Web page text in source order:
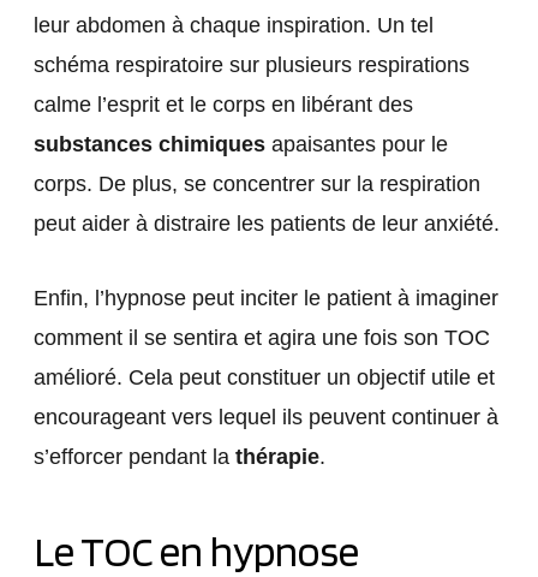
leur abdomen à chaque inspiration. Un tel
schéma respiratoire sur plusieurs respirations
calme l’esprit et le corps en libérant des
substances chimiquesapaisantes pour le
corps. De plus, se concentrer sur la respiration
peut aider à distraire les patients de leur anxiété.
Enfin, l’hypnose peut inciter le patient à imaginer
comment il se sentira et agira une fois son TOC
amélioré. Cela peut constituer un objectif utile et
encourageant vers lequel ils peuvent continuer à
s’efforcer pendant lathérapie.
Le TOC en hypnose